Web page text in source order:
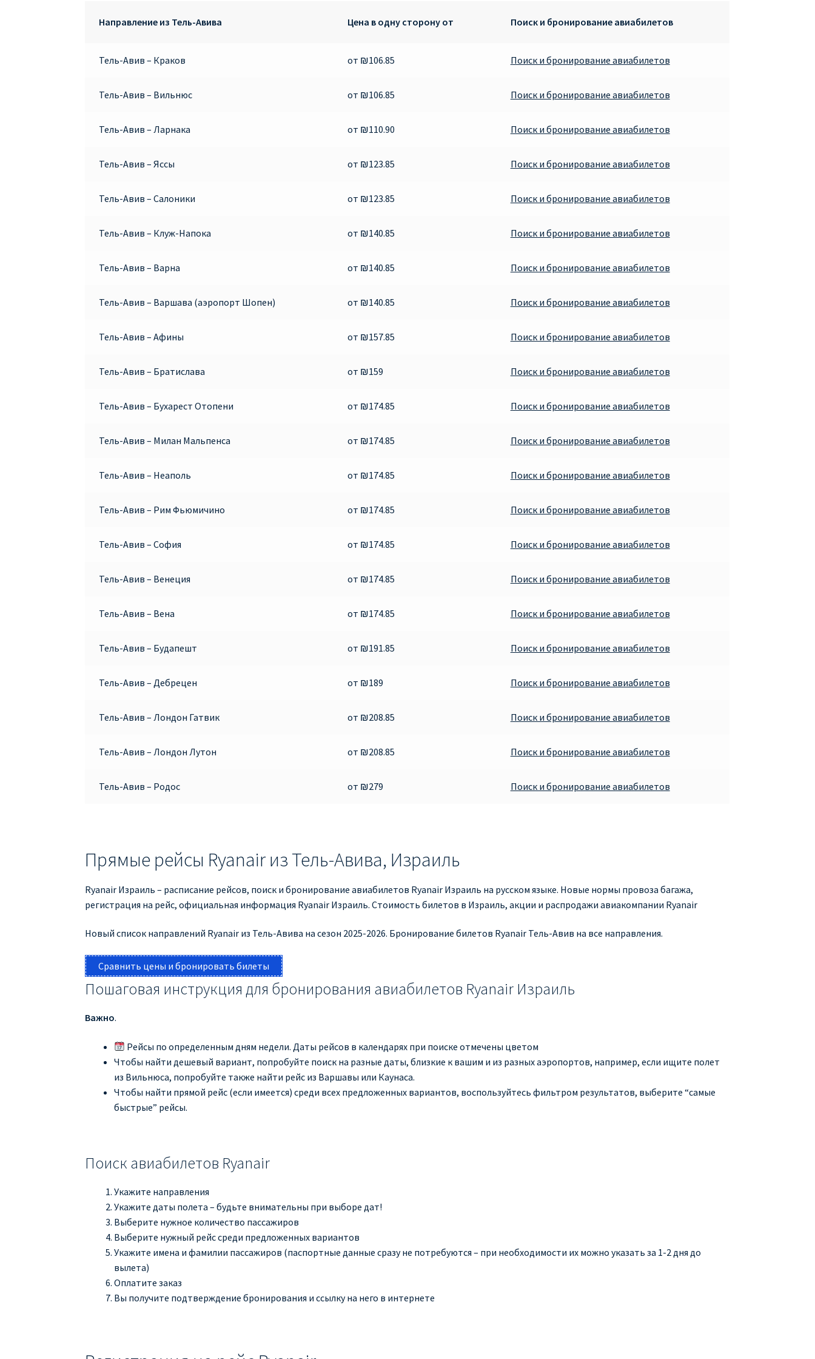
Направление из Тель-Авива Цена в одну сторону от Поиск и бронирование авиабилетов
Тель-Авив – Краков от ₪106.85 Поиск и бронирование авиабилетов
Тель-Авив – Вильнюс от ₪106.85 Поиск и бронирование авиабилетов
Тель-Авив – Ларнака от ₪110.90 Поиск и бронирование авиабилетов
Тель-Авив – Яссы от ₪123.85 Поиск и бронирование авиабилетов
Тель-Авив – Салоники от ₪123.85 Поиск и бронирование авиабилетов
Тель-Авив – Клуж-Напока от ₪140.85 Поиск и бронирование авиабилетов
Тель-Авив – Варна от ₪140.85 Поиск и бронирование авиабилетов
Тель-Авив – Варшава (аэропорт Шопен) от ₪140.85 Поиск и бронирование авиабилетов
Тель-Авив – Афины от ₪157.85 Поиск и бронирование авиабилетов
Тель-Авив – Братислава от ₪159 Поиск и бронирование авиабилетов
Тель-Авив – Бухарест Отопени от ₪174.85 Поиск и бронирование авиабилетов
Тель-Авив – Милан Мальпенса от ₪174.85 Поиск и бронирование авиабилетов
Тель-Авив – Неаполь от ₪174.85 Поиск и бронирование авиабилетов
Тель-Авив – Рим Фьюмичино от ₪174.85 Поиск и бронирование авиабилетов
Тель-Авив – София от ₪174.85 Поиск и бронирование авиабилетов
Тель-Авив – Венеция от ₪174.85 Поиск и бронирование авиабилетов
Тель-Авив – Вена от ₪174.85 Поиск и бронирование авиабилетов
Тель-Авив – Будапешт от ₪191.85 Поиск и бронирование авиабилетов
Тель-Авив – Дебрецен от ₪189 Поиск и бронирование авиабилетов
Тель-Авив – Лондон Гатвик от ₪208.85 Поиск и бронирование авиабилетов
Тель-Авив – Лондон Лутон от ₪208.85 Поиск и бронирование авиабилетов
Тель-Авив – Родос от ₪279 Поиск и бронирование авиабилетов
Прямые рейсы Ryanair из Тель-Авива, Израиль
Ryanair Израиль – расписание рейсов, поиск и бронирование авиабилетов Ryanair Израиль на русском языке. Новые нормы провоза багажа,
регистрация на рейс, официальная информация Ryanair Израиль. Стоимость билетов в Израиль, акции и распродажи авиакомпании Ryanair
Новый список направлений Ryanair из Тель-Авива на сезон 2025-2026. Бронирование билетов Ryanair Тель-Авив на все направления.
Сравнить цены и бронировать билеты
Пошаговая инструкция для бронирования авиабилетов Ryanair Израиль
Важно.
Рейсы по определенным дням недели. Даты рейсов в календарях при поиске отмечены цветом
Чтобы найти дешевый вариант, попробуйте поиск на разные даты, близкие к вашим и из разных аэропортов, например, если ищите полет
из Вильнюса, попробуйте также найти рейс из Варшавы или Каунаса.
Чтобы найти прямой рейс (если имеется) среди всех предложенных вариантов, воспользуйтесь фильтром результатов, выберите “самые
быстрые” рейсы.
Поиск авиабилетов Ryanair
Укажите направления
Укажите даты полета – будьте внимательны при выборе дат!
Выберите нужное количество пассажиров
Выберите нужный рейс среди предложенных вариантов
Укажите имена и фамилии пассажиров (паспортные данные сразу не потребуются – при необходимости их можно указать за 1-2 дня до
вылета)
Оплатите заказ
Вы получите подтверждение бронирования и ссылку на него в интернете